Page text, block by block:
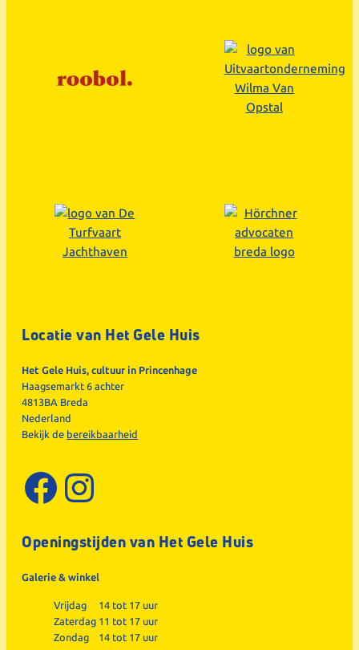
Locatie van Het Gele Huis
Het Gele Huis, cultuur in Princenhage
Haagsemarkt 6 achter
4813BA Breda
Nederland
Bekijk de bereikbaarheid
Facebook
Instagram
Openingstijden van Het Gele Huis
Galerie & winkel
Vrijdag
14 tot 17 uur
Zaterdag 11 tot 17 uur
Zondag
14 tot 17 uur